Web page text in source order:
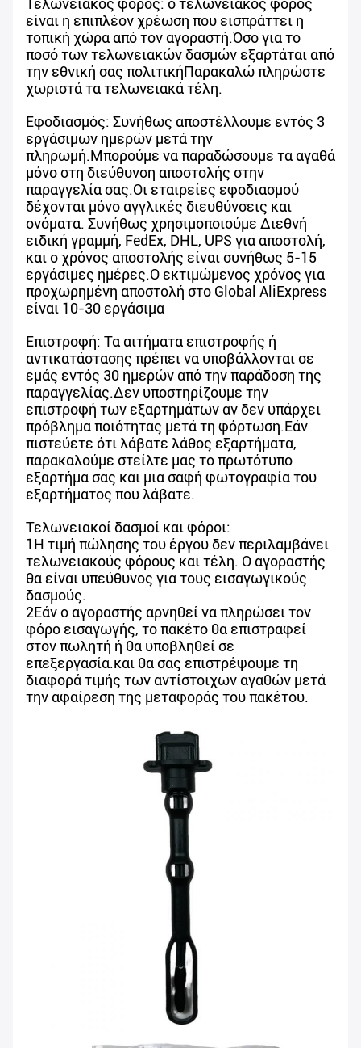
Τελωνειακός φόρος: ο τελωνειακός φόρος
είναι η επιπλέον χρέωση που εισπράττει η
τοπική χώρα από τον αγοραστή.Όσο για το
ποσό των τελωνειακών δασμών εξαρτάται από
την εθνική σας πολιτικήΠαρακαλώ πληρώστε
χωριστά τα τελωνειακά τέλη.
Εφοδιασμός: Συνήθως αποστέλλουμε εντός 3
εργάσιμων ημερών μετά την
πληρωμή.Μπορούμε να παραδώσουμε τα αγαθά
μόνο στη διεύθυνση αποστολής στην
παραγγελία σας.Οι εταιρείες εφοδιασμού
δέχονται μόνο αγγλικές διευθύνσεις και
ονόματα. Συνήθως χρησιμοποιούμε Διεθνή
ειδική γραμμή, FedEx, DHL, UPS για αποστολή,
και ο χρόνος αποστολής είναι συνήθως 5-15
εργάσιμες ημέρες.Ο εκτιμώμενος χρόνος για
προχωρημένη αποστολή στο Global AliExpress
είναι 10-30 εργάσιμα
Επιστροφή: Τα αιτήματα επιστροφής ή
αντικατάστασης πρέπει να υποβάλλονται σε
εμάς εντός 30 ημερών από την παράδοση της
παραγγελίας.Δεν υποστηρίζουμε την
επιστροφή των εξαρτημάτων αν δεν υπάρχει
πρόβλημα ποιότητας μετά τη φόρτωση.Εάν
πιστεύετε ότι λάβατε λάθος εξαρτήματα,
παρακαλούμε στείλτε μας το πρωτότυπο
εξαρτήμα σας και μια σαφή φωτογραφία του
εξαρτήματος που λάβατε.
Τελωνειακοί δασμοί και φόροι:
1Η τιμή πώλησης του έργου δεν περιλαμβάνει
τελωνειακούς φόρους και τέλη. Ο αγοραστής
θα είναι υπεύθυνος για τους εισαγωγικούς
δασμούς.
2Εάν ο αγοραστής αρνηθεί να πληρώσει τον
φόρο εισαγωγής, το πακέτο θα επιστραφεί
στον πωλητή ή θα υποβληθεί σε
επεξεργασία.και θα σας επιστρέψουμε τη
διαφορά τιμής των αντίστοιχων αγαθών μετά
την αφαίρεση της μεταφοράς του πακέτου.